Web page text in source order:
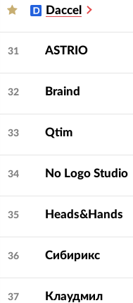
Daccel
31 ASTRIO
32 Braind
33 Qtim
34 No Logo Studio
35 Heads&Hands
36 Сибирикс
37 Клаудмил